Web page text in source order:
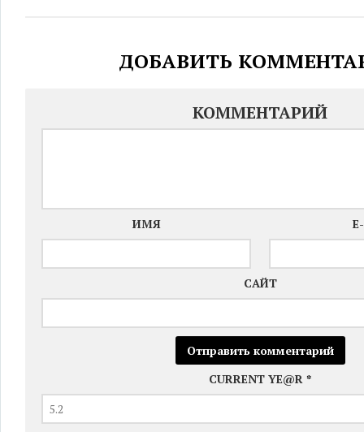
ДОБАВИТЬ
КОММЕНТАРИЙ
ИМЯ
САЙТ
CURRENT YE@R *